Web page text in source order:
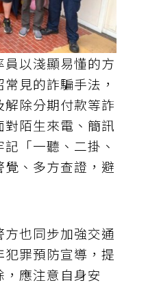
以淺顯易懂的方
見的詐騙手法，
除分期付款等詐
陌生來電、簡訊
「一聽、二掛、
、多方查證，避
也同步加強交通
罪預防宣導，提
應注意自身安